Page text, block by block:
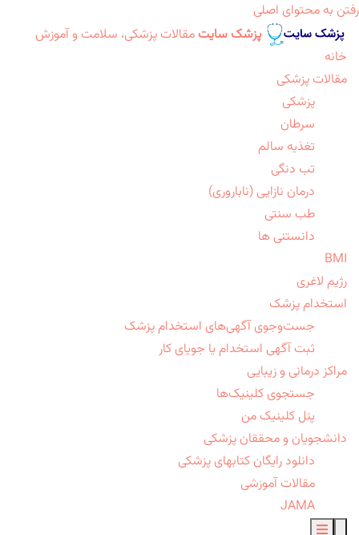
رفتن به محتوای اصلی
پزشک سایت مقالات پزشکی، سلامت و آموزش
خانه
مقالات پزشکی
پزشکی
سرطان
تغذیه سالم
تب دنگی
درمان نازایی (ناباروری)
طب سنتی
دانستنی ها
BMI
رژیم لاغری
استخدام پزشک
جست‌وجوی آگهی‌های استخدام پزشک
ثبت آگهی استخدام یا جویای کار
مراکز درمانی و زیبایی
جستجوی کلینیک‌ها
پنل کلینیک من
دانشجویان و محققان پزشکی
دانلود رایگان کتابهای پزشکی
مقالات آموزشی
JAMA